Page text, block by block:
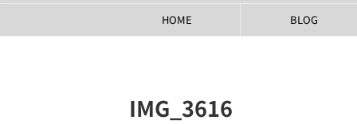
HOME BLOG
IMG_3616